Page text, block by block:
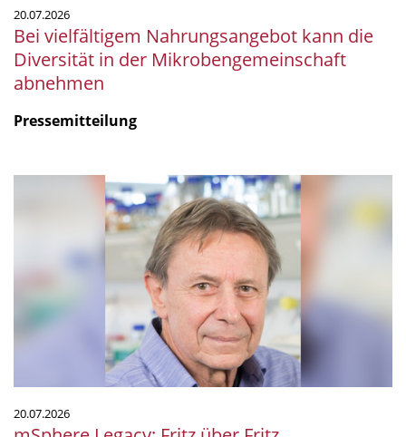
20.07.2026
Bei vielfältigem Nahrungsangebot kann die
Diversität in der Mikrobengemeinschaft
abnehmen
Pressemitteilung
Fritz
20.07.2026